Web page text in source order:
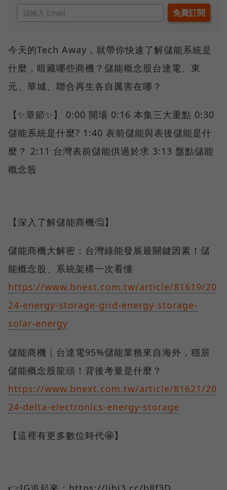
今天的Tech Away，就帶你快速了解儲能系統是
什麼，暗藏哪些商機？儲能概念股台達電、東
元、華城、聯合再生各自厲害在哪？
【✨章節✨】 0:00 開場 0:16 本集三大重點 0:30
儲能系統是什麼? 1:40 表前儲能與表後儲能是什
麼？ 2:11 台灣表前儲能供過於求 3:13 盤點儲能
概念股
【深入了解儲能商機🤔】
儲能商機大解密：台灣綠能發展最關鍵因素！儲
能概念股、系統架構一次看懂
https://www.bnext.com.tw/article/81619/20
24-energy-storage-grid-energy-storage-
solar-energy
儲能商機｜台達電95%儲能業務來自海外，穩居
儲能概念股龍頭！背後考量是什麼？
https://www.bnext.com.tw/article/81621/20
24-delta-electronics-energy-storage
【這裡有更多數位時代🤩】